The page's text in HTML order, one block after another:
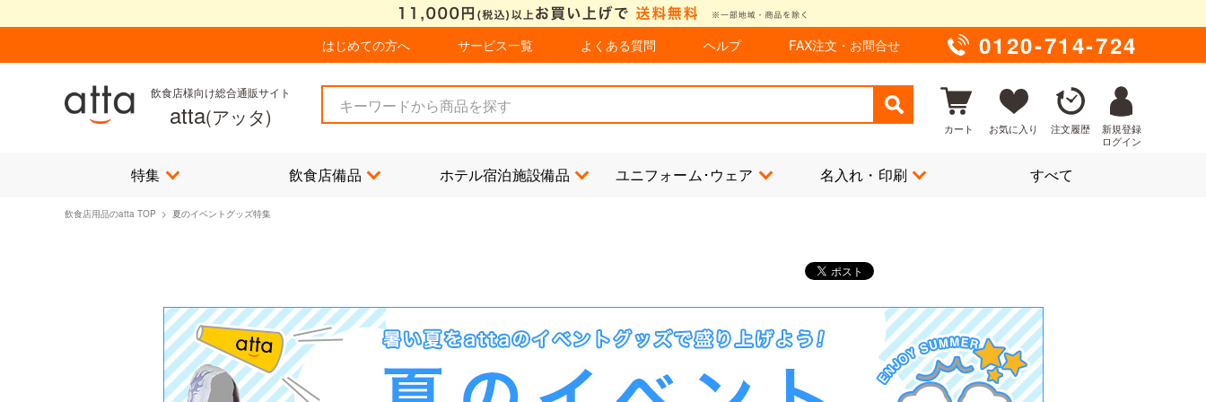
はじめての方へ サービス一覧 よくある質問 ヘルプ FAX注文・お問合せ 0120-714-724
飲食店様向け総合通販サイト
atta(アッタ) カート お気に入り 注文履歴
新規登録
ログイン
特集 飲食店備品 ホテル宿泊施設備品 ユニフォーム･ウェア 名入れ・印刷 すべて
飲食店用品のatta TOP > 夏のイベントグッズ特集